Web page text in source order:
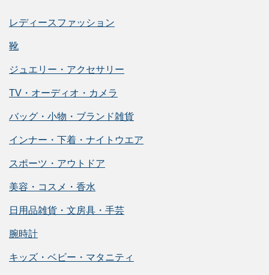
レディースファッション
靴
ジュエリー・アクセサリー
TV・オーディオ・カメラ
バッグ・小物・ブランド雑貨
インナー・下着・ナイトウエア
スポーツ・アウトドア
美容・コスメ・香水
日用品雑貨・文房具・手芸
腕時計
キッズ・ベビー・マタニティ